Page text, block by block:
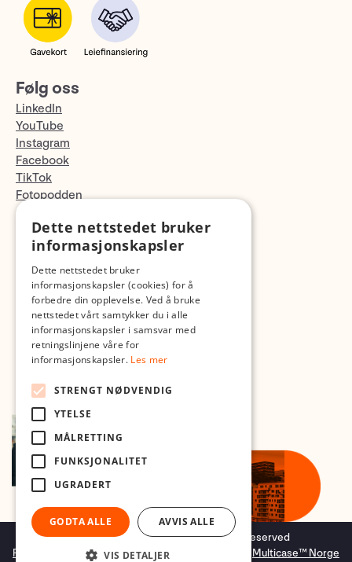
Følg oss
LinkedIn
YouTube
Instagram
Facebook
TikTok
Fotopodden
Med forbehold om skrive- og lagerfeil
Copyright © 2026 Foto.no - All rights reserved
Forretningssystemog nettbutikkløsning
Multicase™ Norge
Dette nettstedet bruker
informasjonskapsler
Dette nettstedet bruker
informasjonskapsler (cookies) for å
forbedre din opplevelse. Ved å bruke
nettstedet vårt samtykker du i alle
informasjonskapsler i samsvar med
retningslinjene våre for
informasjonskapsler. Les mer
STRENGT NØDVENDIG
YTELSE
MÅLRETTING
FUNKSJONALITET
UGRADERT
GODTA ALLE AVVIS ALLE
VIS DETALJER